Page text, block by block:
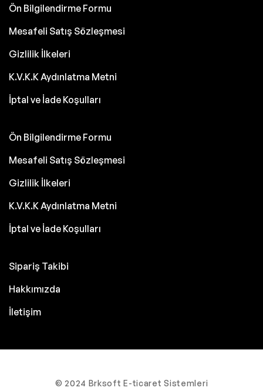
Ön Bilgilendirme Formu
Mesafeli Satış Sözleşmesi
Gizlilik İlkeleri
K.V.K.K Aydınlatma Metni
İptal ve İade Koşulları
Ön Bilgilendirme Formu
Mesafeli Satış Sözleşmesi
Gizlilik İlkeleri
K.V.K.K Aydınlatma Metni
İptal ve İade Koşulları
Sipariş Takibi
Hakkımızda
İletişim
© 2024 Brksoft E-ticaret Sistemleri